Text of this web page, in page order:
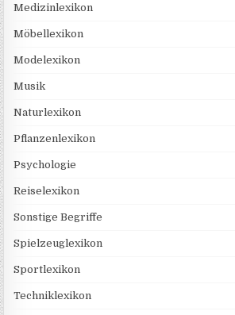
Medizinlexikon
Möbellexikon
Modelexikon
Musik
Naturlexikon
Pflanzenlexikon
Psychologie
Reiselexikon
Sonstige Begriffe
Spielzeuglexikon
Sportlexikon
Techniklexikon